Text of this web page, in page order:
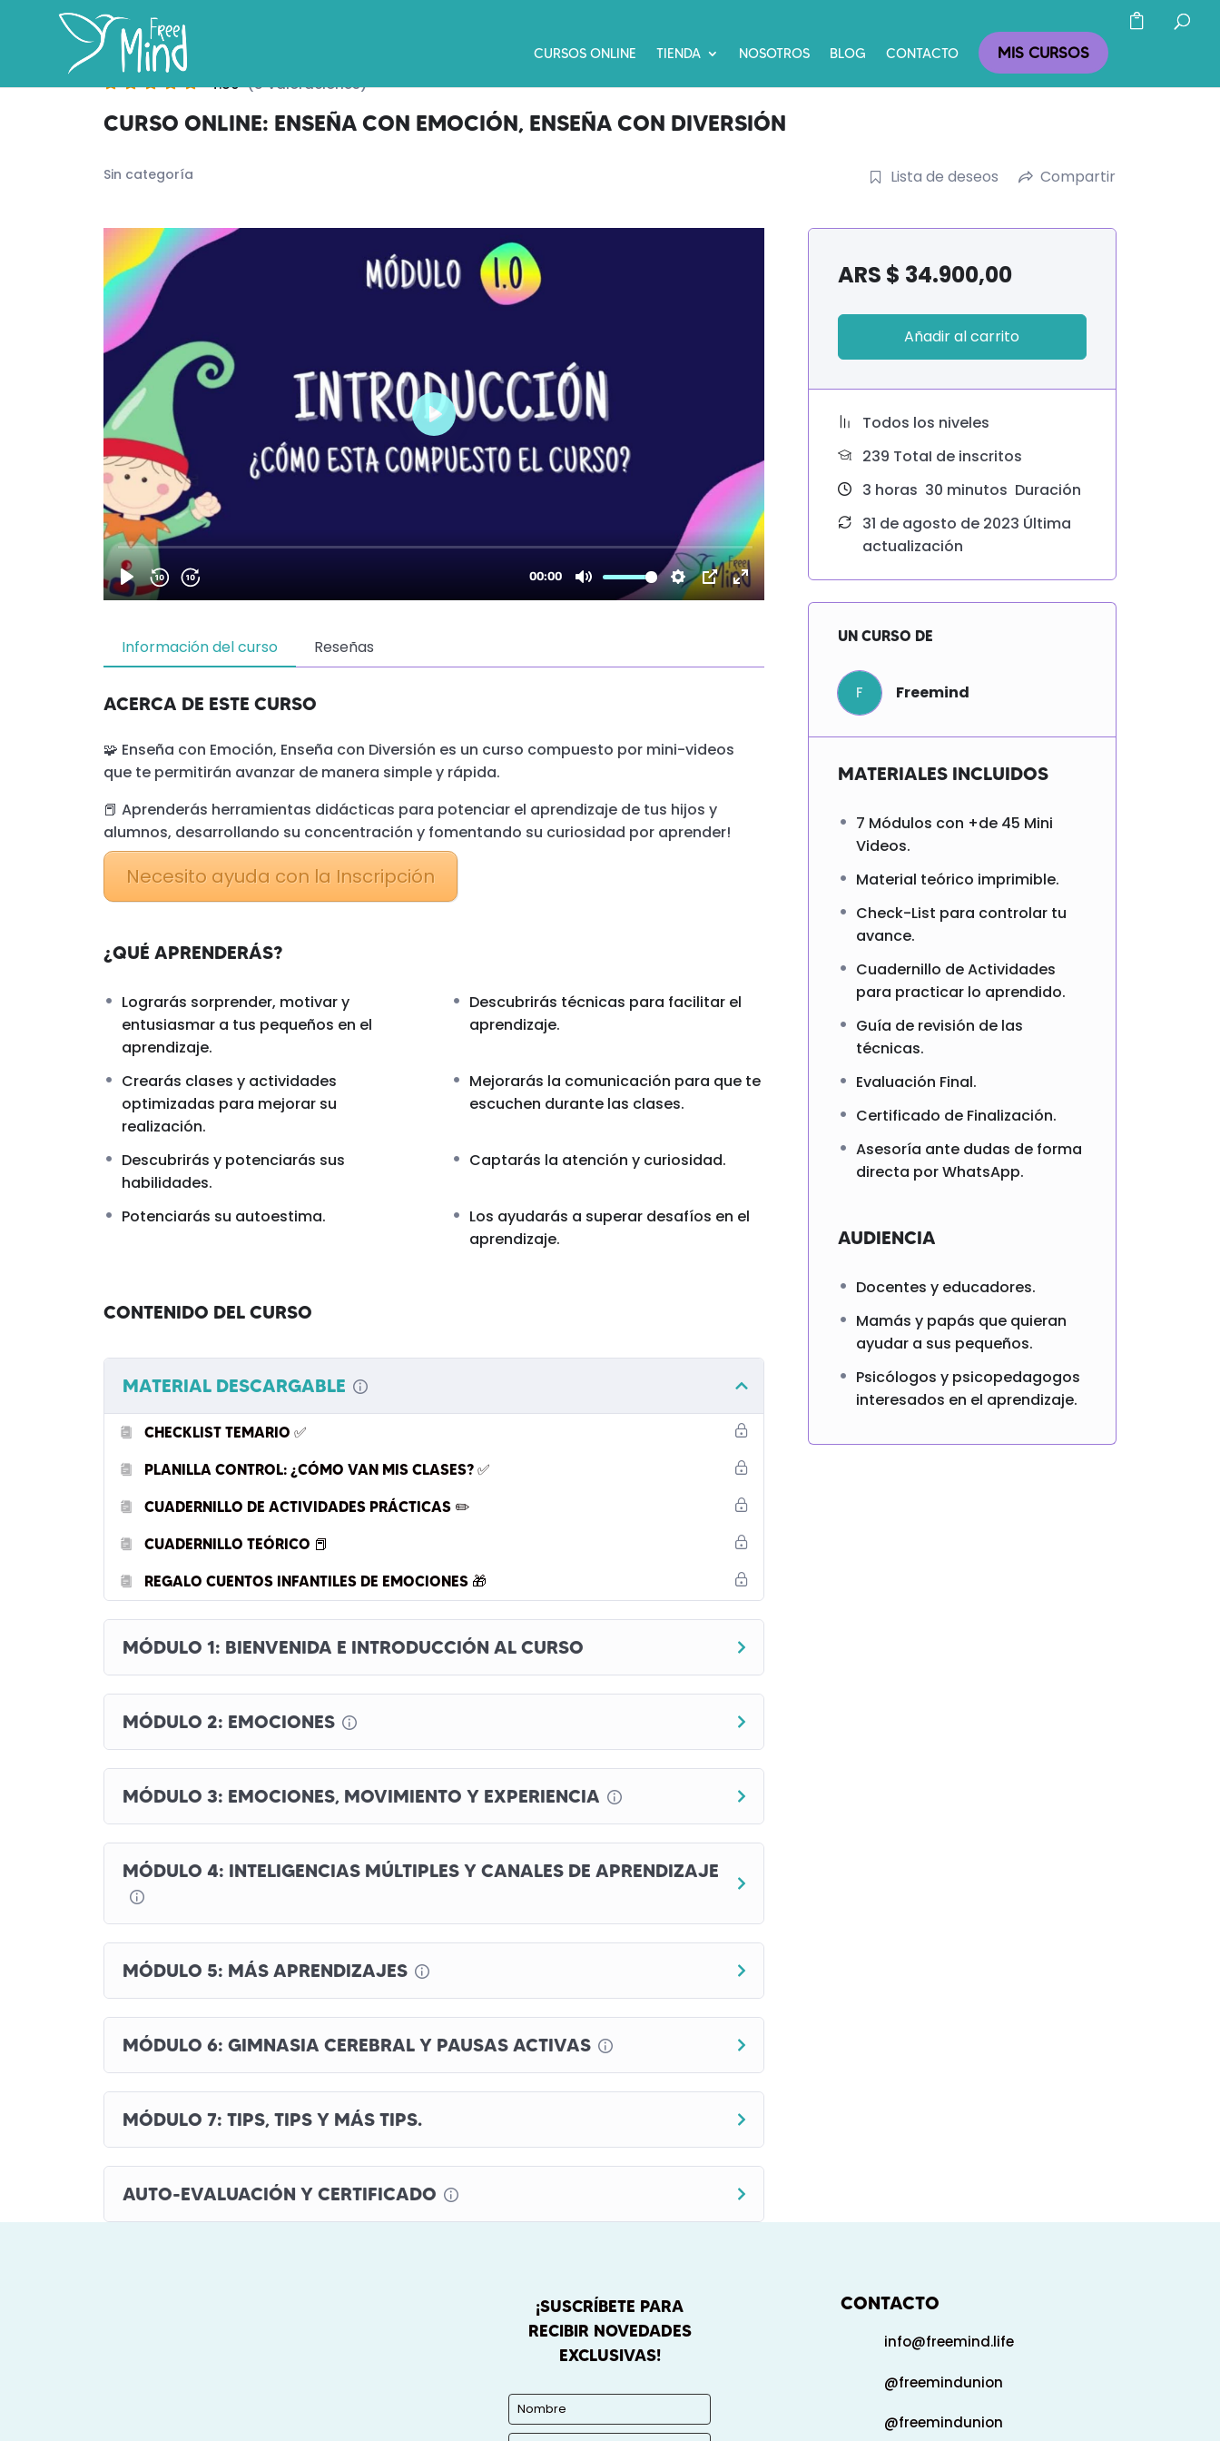
CURSOS ONLINE TIENDA NOSOTROS BLOG CONTACTO MIS CURSOS
4.80 (5 Valoraciones)
CURSO ONLINE: ENSEÑA CON EMOCIÓN, ENSEÑA CON DIVERSIÓN
Sin categoría Lista de deseos Compartir
Información del curso Reseñas
ACERCA DE ESTE CURSO
🧩 Enseña con Emoción, Enseña con Diversión es un curso compuesto por mini-videos
que te permitirán avanzar de manera simple y rápida.
📕 Aprenderás herramientas didácticas para potenciar el aprendizaje de tus hijos y
alumnos, desarrollando su concentración y fomentando su curiosidad por aprender!
Necesito ayuda con la Inscripción
¿QUÉ APRENDERÁS?
Lograrás sorprender, motivar y
entusiasmar a tus pequeños en el
aprendizaje.
Descubrirás técnicas para facilitar el
aprendizaje.
Crearás clases y actividades
optimizadas para mejorar su
realización.
Mejorarás la comunicación para que te
escuchen durante las clases.
Descubrirás y potenciarás sus
habilidades.
Captarás la atención y curiosidad.
Potenciarás su autoestima.
Los ayudarás a superar desafíos en el
aprendizaje.
CONTENIDO DEL CURSO
MATERIAL DESCARGABLE
CHECKLIST TEMARIO ✅
PLANILLA CONTROL: ¿CÓMO VAN MIS CLASES? ✅
CUADERNILLO DE ACTIVIDADES PRÁCTICAS ✏️
CUADERNILLO TEÓRICO 📕
REGALO CUENTOS INFANTILES DE EMOCIONES 🎁
MÓDULO 1: BIENVENIDA E INTRODUCCIÓN AL CURSO
MÓDULO 2: EMOCIONES
MÓDULO 3: EMOCIONES, MOVIMIENTO Y EXPERIENCIA
MÓDULO 4: INTELIGENCIAS MÚLTIPLES Y CANALES DE APRENDIZAJE
MÓDULO 5: MÁS APRENDIZAJES
MÓDULO 6: GIMNASIA CEREBRAL Y PAUSAS ACTIVAS
MÓDULO 7: TIPS, TIPS Y MÁS TIPS.
AUTO-EVALUACIÓN Y CERTIFICADO
ARS $ 34.900,00
Añadir al carrito
Todos los niveles
239 TotaI de inscritos
3 horas 30 minutos Duración
31 de agosto de 2023 Última
actualización
UN CURSO DE
F Freemind
MATERIALES INCLUIDOS
7 Módulos con +de 45 Mini
Videos.
Material teórico imprimible.
Check-List para controlar tu
avance.
Cuadernillo de Actividades
para practicar lo aprendido.
Guía de revisión de las
técnicas.
Evaluación Final.
Certificado de Finalización.
Asesoría ante dudas de forma
directa por WhatsApp.
AUDIENCIA
Docentes y educadores.
Mamás y papás que quieran
ayudar a sus pequeños.
Psicólogos y psicopedagogos
interesados en el aprendizaje.
¡SUSCRÍBETE PARA
RECIBIR NOVEDADES
EXCLUSIVAS!
CONTACTO
info@freemind.life
@freemindunion
@freemindunion